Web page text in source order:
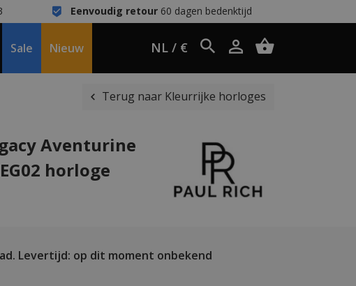
Eenvoudig retour60 dagen bedenktijd
Sale Nieuw NL / €
Terug naar Kleurrijke horloges
Aventurine
horloge
Levertijd: op dit moment onbekend